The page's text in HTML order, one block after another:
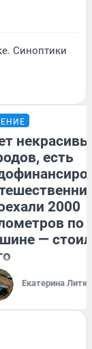
Синоптики
есть
2000
по
—
Екатерина